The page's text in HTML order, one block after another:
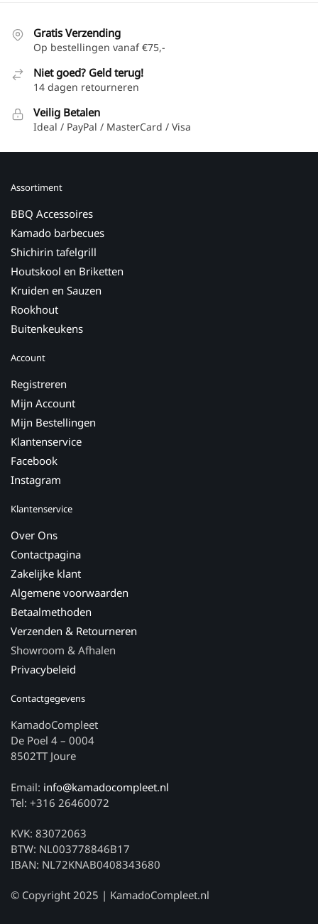
Gratis Verzending
Op bestellingen vanaf €75,-
Niet goed? Geld terug!
14 dagen retourneren
Veilig Betalen
Ideal / PayPal / MasterCard / Visa
Assortiment
BBQ Accessoires
Kamado barbecues
Shichirin tafelgrill
Houtskool en Briketten
Kruiden en Sauzen
Rookhout
Buitenkeukens
Account
Registreren
Mijn Account
Mijn Bestellingen
Klantenservice
Facebook
Instagram
Klantenservice
Over Ons
Contactpagina
Zakelijke klant
Algemene voorwaarden
Betaalmethoden
Verzenden & Retourneren
Showroom & Afhalen
Privacybeleid
Contactgegevens
KamadoCompleet
De Poel 4 – 0004
8502TT Joure
Email: info@kamadocompleet.nl
Tel: +316 26460072
KVK: 83072063
BTW: NL003778846B17
IBAN: NL72KNAB0408343680
© Copyright 2025 | KamadoCompleet.nl